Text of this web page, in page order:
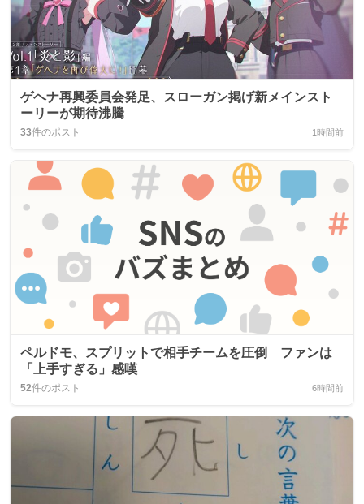
ゲヘナ再興委員会発足、スローガン掲げ新メインスト
ーリーが期待沸騰
33件のポスト 1時間前
ペルドモ、スプリットで相手チームを圧倒 ファンは
「上手すぎる」感嘆
52件のポスト 6時間前